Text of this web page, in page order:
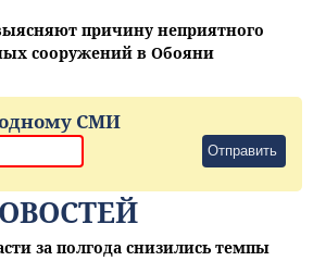
причину неприятного
сооружений в Обояни
СМИ
Отправить
за полгода снизились темпы